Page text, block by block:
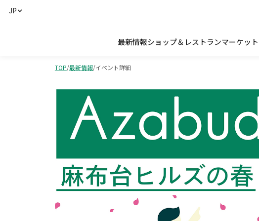
JP
最新情報ショップ＆レストランマーケット
TOP/最新情報/イベント詳細